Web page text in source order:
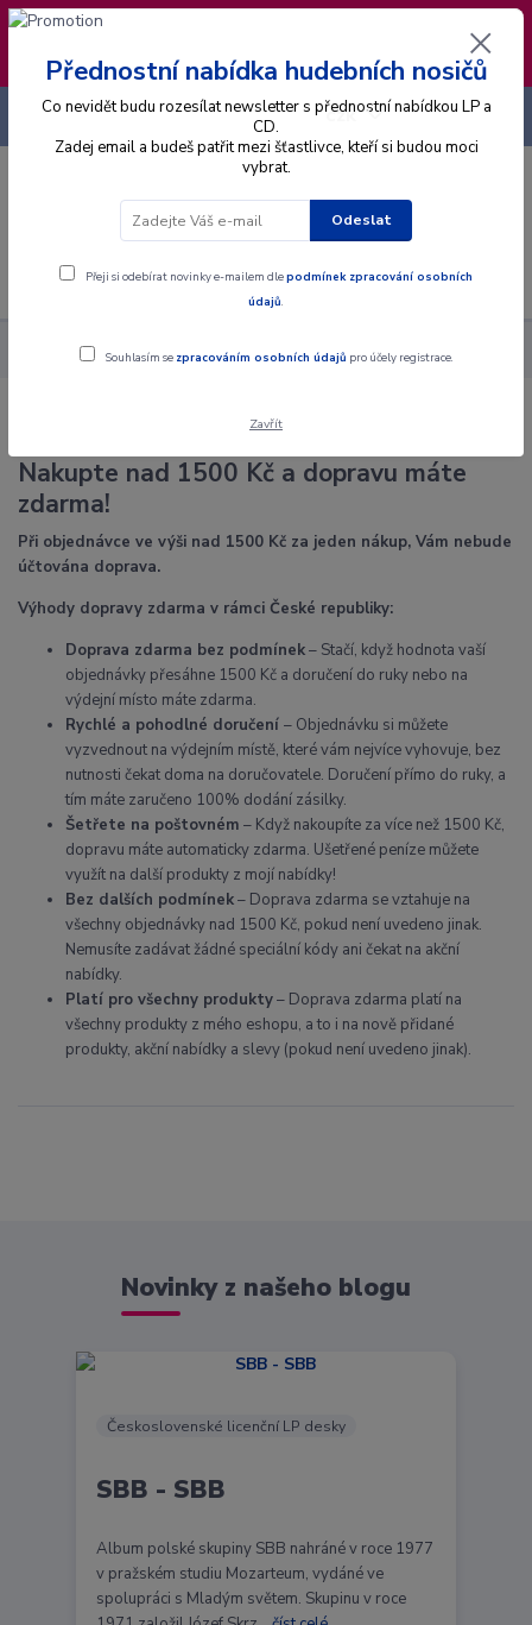
❣️ Od 4.8. do 13.8. čerpám dovolenou. Datum
expedice objednávek se posouvá na pátek
14.8.2026 🐋
Menu
CZK
+420 725 736 293
Nakupte nad 1500 Kč a dopravu máte
zdarma!
Při objednávce ve výši nad 1500 Kč za jeden nákup, Vám nebude
účtována doprava.
Výhody dopravy zdarma v rámci České republiky:
Doprava zdarma bez podmínek– Stačí, když hodnota vaší
objednávky přesáhne 1500 Kč a doručení do ruky nebo na
výdejní místo máte zdarma.
Rychlé a pohodlné doručení – Objednávku si můžete
vyzvednout na výdejním místě, které vám nejvíce vyhovuje, bez
nutnosti čekat doma na doručovatele. Doručení přímo do ruky, a
tím máte zaručeno 100% dodání zásilky.
Šetřete na poštovném – Když nakoupíte za více než 1500 Kč,
dopravu máte automaticky zdarma. Ušetřené peníze můžete
využít na další produkty z mojí nabídky!
Bez dalších podmínek– Doprava zdarma se vztahuje na
všechny objednávky nad 1500 Kč, pokud není uvedeno jinak.
Nemusíte zadávat žádné speciální kódy ani čekat na akční
nabídky.
Platí pro všechny produkty– Doprava zdarma platí na
všechny produkty z mého eshopu, a to i na nově přidané
produkty, akční nabídky a slevy (pokud není uvedeno jinak).
Novinky z našeho blogu
Československé licenční LP desky
SBB - SBB
Album polské skupiny SBB nahráné v roce 1977
v pražském studiu Mozarteum, vydáné ve
spolupráci s Mladým světem. Skupinu v roce
Přednostní nabídka hudebních nosičů
Co nevidět budu rozesílat newsletter s přednostní nabídkou LP a
CD.
Zadej email a budeš patřit mezi šťastlivce, kteří si budou moci
vybrat.
Odeslat
Přeji si odebírat novinky e-mailem dlepodmínek zpracování osobních
údajů.
Souhlasím se zpracováním osobních údajů pro účely registrace.
Zavřít